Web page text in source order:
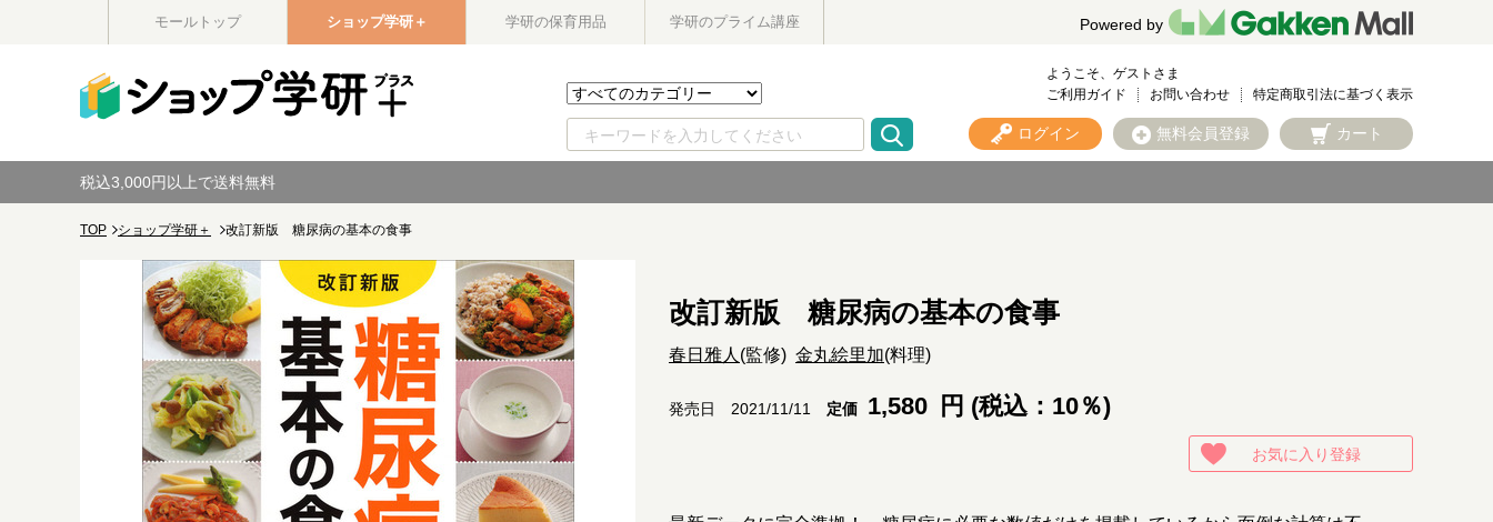
モールトップ ショップ学研＋ 学研の保育用品 学研のプライム講座 Powered by
ようこそ、ゲストさま
ご利用ガイド
お問い合わせ 特定商取引法に基づく表示
ログイン 無料会員登録 カート
税込3,000円以上で送料無料
TOP ショップ学研＋ 改訂新版 糖尿病の基本の食事
改訂新版 糖尿病の基本の食事
春日雅人 (監修) 金丸絵里加(料理)
発売日 2021/11/11 定価 1,580 円 (税込：10％)
お気に入り登録